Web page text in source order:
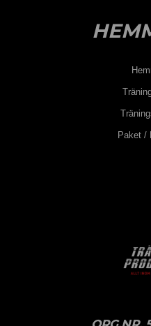
Paket /